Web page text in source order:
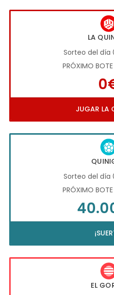
LA
Sorteo del
PRÓXIMO
JUGAR LA
Sorteo del
PRÓXIMO
EL